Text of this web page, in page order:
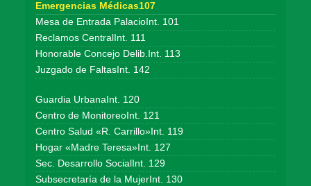
Emergencias Médicas107
Mesa de Entrada PalacioInt. 101
Reclamos CentralInt. 111
Honorable Concejo Delib.Int. 113
Juzgado de FaltasInt. 142
Guardia UrbanaInt. 120
Centro de MonitoreoInt. 121
Centro Salud «R. Carrillo»Int. 119
Hogar «Madre Teresa»Int. 127
Sec. Desarrollo SocialInt. 129
Subsecretaría de la MujerInt. 130